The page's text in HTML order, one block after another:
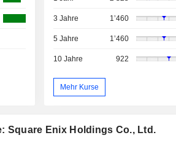
3 Jahre 1’460
5 Jahre 1’460
10 Jahre 922
Mehr Kurse
Square Enix Holdings Co., Ltd.